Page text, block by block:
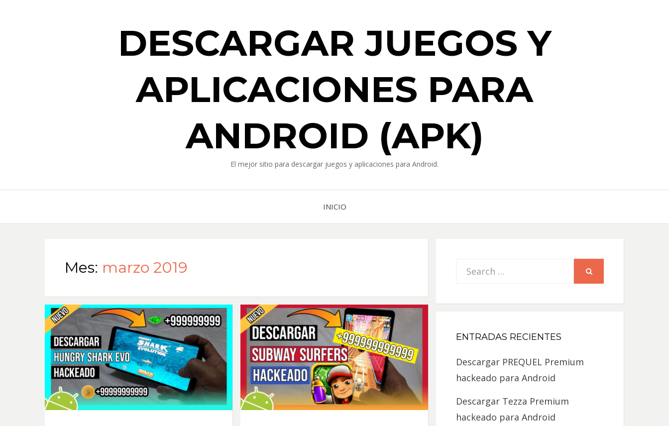
DESCARGAR JUEGOS Y
APLICACIONES PARA
ANDROID (APK)
El mejor sitio para descargar juegos y aplicaciones para Android.
INICIO
Mes: marzo 2019
Search
ENTRADAS RECIENTES
Descargar PREQUEL Premium
hackeado para Android
Descargar Tezza Premium
hackeado para Android